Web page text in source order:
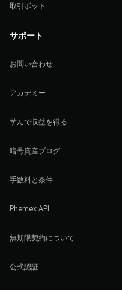
取引ボット
サポート
お問い合わせ
アカデミー
学んで収益を得る
暗号資産ブログ
手数料と条件
Phemex API
無期限契約について
公式認証